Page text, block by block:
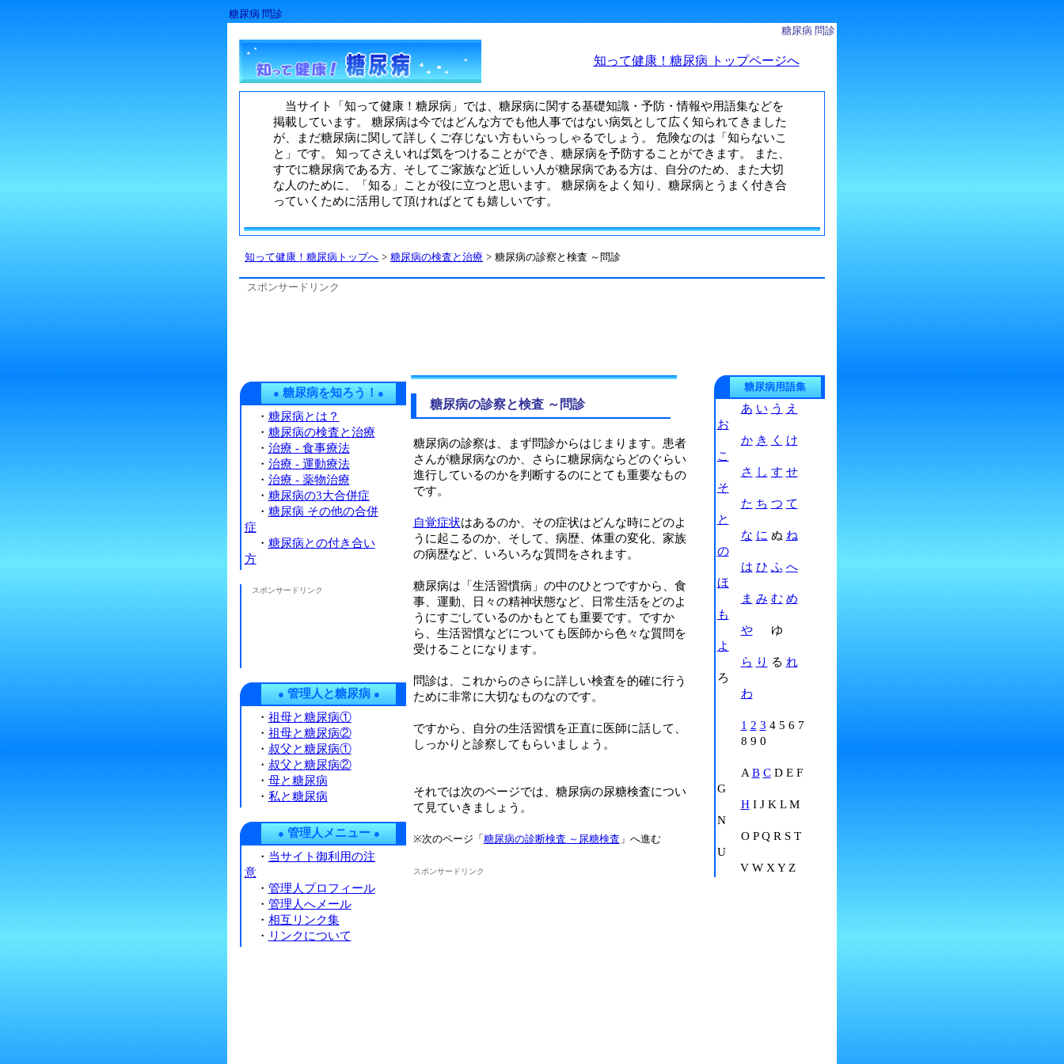
糖尿病 問診
糖尿病 問診
知って健康！糖尿病 トップページへ
当サイト「知って健康！糖尿病」では、糖尿病に関する基礎知識・予防・情報や用語集などを
掲載しています。 糖尿病は今ではどんな方でも他人事ではない病気として広く知られてきました
が、まだ糖尿病に関して詳しくご存じない方もいらっしゃるでしょう。 危険なのは「知らないこ
と」です。 知ってさえいれば気をつけることができ、糖尿病を予防することができます。 また、
すでに糖尿病である方、そしてご家族など近しい人が糖尿病である方は、自分のため、また大切
な人のために、「知る」ことが役に立つと思います。 糖尿病をよく知り、糖尿病とうまく付き合
っていくために活用して頂ければとても嬉しいです。
知って健康！糖尿病トップへ > 糖尿病の検査と治療 > 糖尿病の診察と検査 ～問診
スポンサードリンク
糖尿病の診察と検査 ～問診
糖尿病の診察は、まず問診からはじまります。患者
さんが糖尿病なのか、さらに糖尿病ならどのぐらい
進行しているのかを判断するのにとても重要なもの
です。
自覚症状はあるのか、その症状はどんな時にどのよ
うに起こるのか、そして、病歴、体重の変化、家族
の病歴など、いろいろな質問をされます。
糖尿病は「生活習慣病」の中のひとつですから、食
事、運動、日々の精神状態など、日常生活をどのよ
うにすごしているのかもとても重要です。ですか
ら、生活習慣などについても医師から色々な質問を
受けることになります。
問診は、これからのさらに詳しい検査を的確に行う
ために非常に大切なものなのです。
ですから、自分の生活習慣を正直に医師に話して、
しっかりと診察してもらいましょう。
それでは次のページでは、糖尿病の尿糖検査につい
て見ていきましょう。
※次のページ「 糖尿病の診断検査 ～尿糖検査 」へ進む
スポンサードリンク
糖尿病用語集
あ い う
え
お
か き く
け
こ
さ
し す せ
そ
た ち つ て
と
な に ぬ ね
の
は ひ ふ へ
ほ
ま み む め
も
やゆ
よ
ら り る れ
ろ
わ
1 2 3 4 5 6 7
8 9 0
A B CD E F
G
HI J K L M
N
O P Q R S T
U
V W X Y Z
●糖尿病を知ろう！●
・ 糖尿病とは？
・ 糖尿病の検査と治療
・ 治療 - 食事療法
・ 治療 - 運動療法
・ 治療 - 薬物治療
・ 糖尿病の3大合併症
・ 糖尿病 その他の合併
症
・ 糖尿病との付き合い
方
スポンサードリンク
●管理人と糖尿病●
・ 祖母と糖尿病①
・ 祖母と糖尿病②
・ 叔父と糖尿病①
・ 叔父と糖尿病②
・ 母と糖尿病
・ 私と糖尿病
●管理人メニュー●
・ 当サイト御利用の注
意
・ 管理人プロフィール
・ 管理人へメール
・ 相互リンク集
・ リンクについて